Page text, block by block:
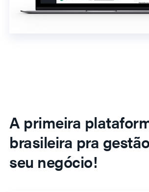
A primeira
brasileira pra
seu negócio!